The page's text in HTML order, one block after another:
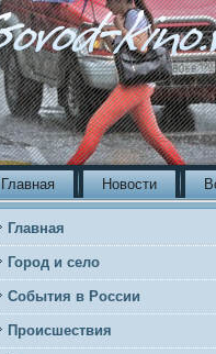
Главная Новости
Главная
Город и село
События в России
Происшествия